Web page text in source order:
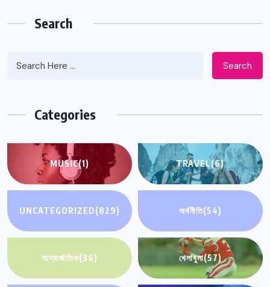
Search
Search
Categories
MUSIC(1) TRAVEL(6)
UNCATEGORIZED(829) অর্থনীতি(54)
আন্তর্জাতিক(36) খেলাধুলা(57)